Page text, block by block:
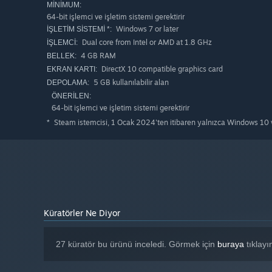
Ron Gilbert himself backed the Kickstarter :O
MINIMUM:
64-bit işlemci ve işletim sistemi gerektirir
İŞLETIM SISTEMI *: Windows 7 or later
İŞLEMCI: Dual core from Intel or AMD at 1.8 GHz
BELLEK: 4 GB RAM
EKRAN KARTI: DirectX 10 compatible graphics card
DEPOLAMA: 5 GB kullanılabilir alan
ÖNERILEN:
64-bit işlemci ve işletim sistemi gerektirir
* Steam istemcisi, 1 Ocak 2024'ten itibaren yalnızca Windows 10
Küratörler Ne Diyor
27 küratör bu ürünü inceledi. Görmek için buraya